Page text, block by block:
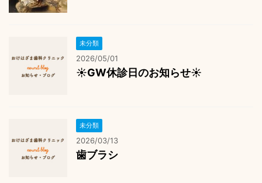
未分類
2026/05/01
☀️GW休診日のお知らせ☀️
未分類
2026/03/13
歯ブラシ